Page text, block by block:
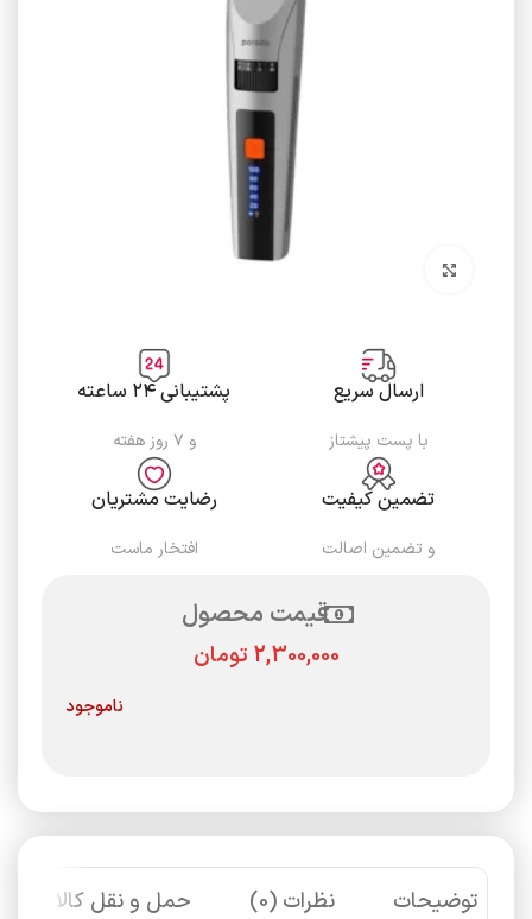
برای بزرگنمایی کلیک کنید
ارسال سریع
با پست پیشتاز
پشتیبانی ۲۴ ساعته
و ۷ روز هفته
تضمین کیفیت
و تضمین اصالت
رضایت مشتریان
افتخار ماست
قیمت محصول
تومان
ناموجود
توضیحات نظرات (0) حمل و نقل کالا